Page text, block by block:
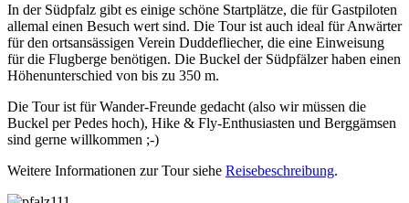
In der Südpfalz gibt es einige schöne Startplätze, die für Gastpiloten
allemal einen Besuch wert sind. Die Tour ist auch ideal für Anwärter
für den ortsansässigen Verein Duddefliecher, die eine Einweisung
für die Flugberge benötigen. Die Buckel der Südpfälzer haben einen
Höhenunterschied von bis zu 350 m.
Die Tour ist für Wander-Freunde gedacht (also wir müssen die
Buckel per Pedes hoch), Hike & Fly-Enthusiasten und Berggämsen
sind gerne willkommen ;-)
Weitere Informationen zur Tour siehe Reisebeschreibung.